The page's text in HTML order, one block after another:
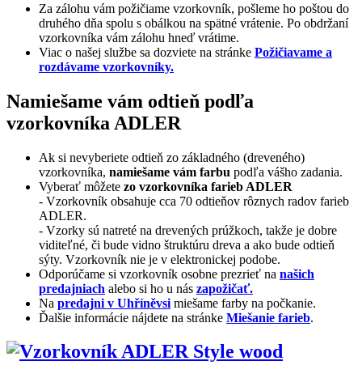
Za zálohu vám požičiame vzorkovník, pošleme ho poštou do
druhého dňa spolu s obálkou na spätné vrátenie. Po obdržaní
vzorkovníka vám zálohu hneď vrátime.
Viac o našej službe sa dozviete na stránke Požičiavame a
rozdávame vzorkovníky.
Namiešame vám odtieň podľa
vzorkovníka ADLER
Ak si nevyberiete odtieň zo základného (dreveného)
vzorkovníka, namiešame vám farbu podľa vášho zadania.
Vyberať môžete zo vzorkovníka farieb ADLER
- Vzorkovník obsahuje cca 70 odtieňov rôznych radov farieb
ADLER.
- Vzorky sú natreté na drevených prúžkoch, takže je dobre
viditeľné, či bude vidno štruktúru dreva a ako bude odtieň
sýty. Vzorkovník nie je v elektronickej podobe.
Odporúčame si vzorkovník osobne prezrieť na našich
predajniach alebo si ho u nás zapožičať.
Na predajni v Uhříněvsi miešame farby na počkanie.
Ďalšie informácie nájdete na stránke Miešanie farieb.